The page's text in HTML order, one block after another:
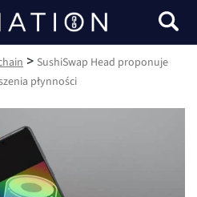
> SushiSwap Head proponuje
płynności